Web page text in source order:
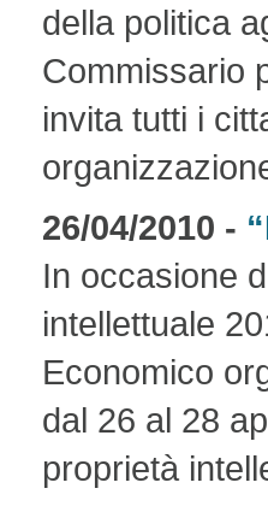
della politica
Commissario
invita tutti i
26/04/2010 -
In occasione
intellettuale
Economico
dal 26 al 28
proprietà